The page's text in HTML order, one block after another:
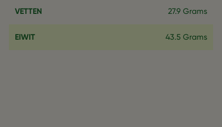
VETTEN 27.9 Grams
EIWIT 43.5 Grams